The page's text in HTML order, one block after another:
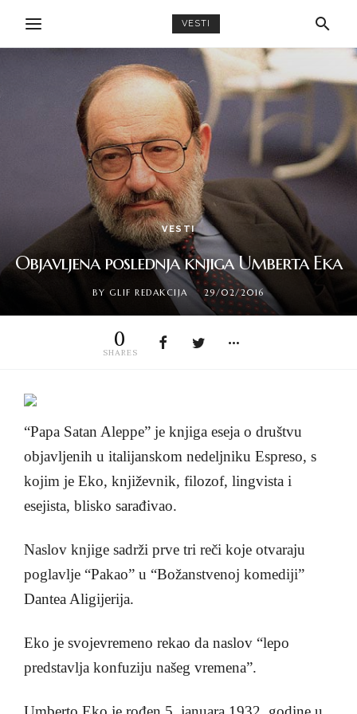
VESTI
VESTI
Objavljena poslednja knjiga Umberta Eka
BY GLIF REDAKCIJA 29/02/2016
0
SHARES
“Papa Satan Aleppe” je knjiga eseja o društvu
objavljenih u italijanskom nedeljniku Espreso, s
kojim je Eko, književnik, filozof, lingvista i
esejista, blisko sarađivao.
Naslov knjige sadrži prve tri reči koje otvaraju
poglavlje “Pakao” u “Božanstvenoj komediji”
Dantea Aligijerija.
Eko je svojevremeno rekao da naslov “lepo
predstavlja konfuziju našeg vremena”.